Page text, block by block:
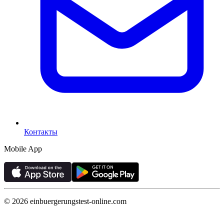
Контакты
Mobile App
© 2026 einbuergerungstest-online.com